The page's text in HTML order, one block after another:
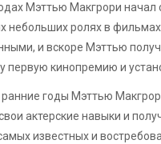
Мэттью Макгрори
небольших ролях в
и вскоре Мэттью
первую кинопремию и
годы Мэттью
актерские навыки и
известных и